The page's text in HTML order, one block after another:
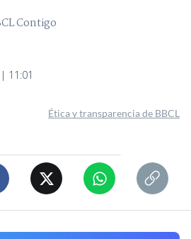
Contigo
11:01
Ética y transparencia de BBCL